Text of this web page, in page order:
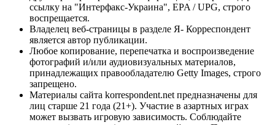
ссылку на "Интерфакс-Украина", EPA / UPG, строго
воспрещается.
Владелец веб-страницы в разделе Я- Корреспондент
является автор публикации.
Любое копирование, перепечатка и воспроизведение
фотографий и/или аудиовизуальных материалов,
принадлежащих правообладателю Getty Images, строго
запрещено.
Материалы сайта korrespondent.net предназначены для
лиц старше 21 года (21+). Участие в азартных играх
может вызвать игровую зависимость. Соблюдайте